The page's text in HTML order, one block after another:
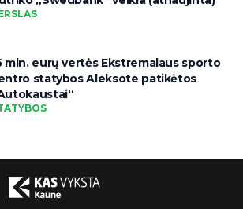
mln. eurų vertės Ekstremalaus sporto
statybos Aleksote patikėtos